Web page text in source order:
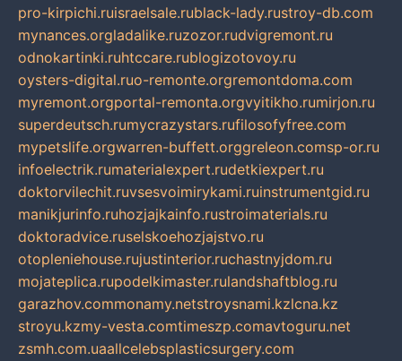
pro-kirpichi.ruisraelsale.rublack-lady.rustroy-db.com
mynances.orgladalike.ruzozor.rudvigremont.ru
odnokartinki.ruhtccare.rublogizotovoy.ru
oysters-digital.ruo-remonte.orgremontdoma.com
myremont.orgportal-remonta.orgvyitikho.rumirjon.ru
superdeutsch.rumycrazystars.rufilosofyfree.com
mypetslife.orgwarren-buffett.orggreleon.comsp-or.ru
infoelectrik.rumaterialexpert.rudetkiexpert.ru
doktorvilechit.ruvsesvoimirykami.ruinstrumentgid.ru
manikjurinfo.ruhozjajkainfo.rustroimaterials.ru
doktoradvice.ruselskoehozjajstvo.ru
otopleniehouse.rujustinterior.ruchastnyjdom.ru
mojateplica.rupodelkimaster.rulandshaftblog.ru
garazhov.commonamy.netstroysnami.kzlcna.kz
stroyu.kzmy-vesta.comtimeszp.comavtoguru.net
zsmh.com.uaallcelebsplasticsurgery.com